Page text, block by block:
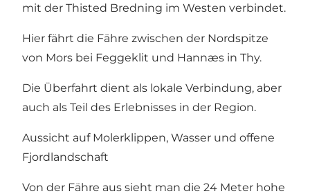
mit der Thisted Bredning im Westen verbindet.
Hier fährt die Fähre zwischen der Nordspitze
von Mors bei Feggeklit und Hannæs in Thy.
Die Überfahrt dient als lokale Verbindung, aber
auch als Teil des Erlebnisses in der Region.
Aussicht auf Molerklippen, Wasser und offene
Fjordlandschaft
Von der Fähre aus sieht man die 24 Meter hohe